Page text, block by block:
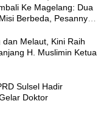
Ke Magelang: Dua
Berbeda, Pesannya
Melaut, Kini Raih
H. Muslimin Ketua
Sulsel Hadir
Doktor